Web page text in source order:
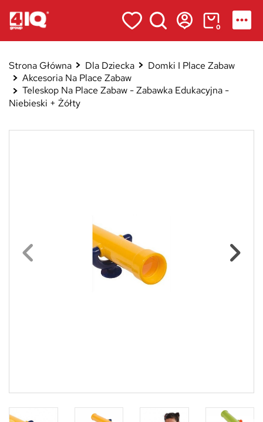
0
Strona Główna Dla Dziecka
Domki I Place Zabaw
Akcesoria Na Place Zabaw
Teleskop Na Place Zabaw - Zabawka Edukacyjna -
Niebieski + Żółty